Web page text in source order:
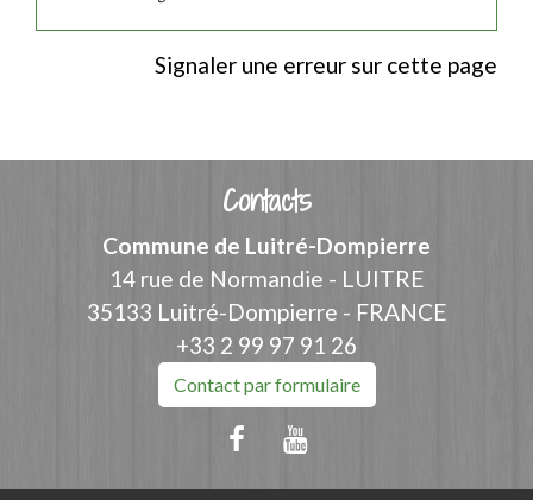
Signaler une erreur sur cette page
Contacts
Commune de Luitré-Dompierre
14 rue de Normandie - LUITRE
35133 Luitré-Dompierre - FRANCE
+33 2 99 97 91 26
Contact par formulaire